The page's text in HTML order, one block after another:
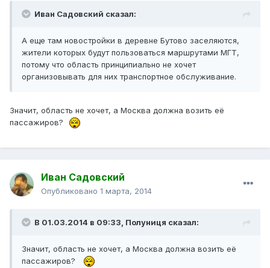
Иван Садовский сказал:
А еще там новостройки в деревне Бутово заселяются,
жители которых будут пользоваться маршрутами МГТ,
потому что область принципиально не хочет
организовывать для них транспортное обслуживание.
Значит, область не хочет, а Москва должна возить её
пассажиров?
Иван Садовский
Опубликовано 1 марта, 2014
В 01.03.2014 в 09:33, Полуниця сказал:
Значит, область не хочет, а Москва должна возить её
пассажиров?